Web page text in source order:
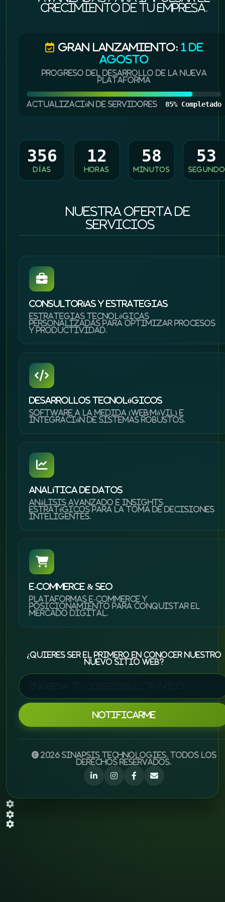
crecimiento de tu empresa.
Gran Lanzamiento:1 de
Agosto
Progreso del desarrollo de la nueva
plataforma
Actualización de Servidores 85% Completado
356
DÍAS
12
HORAS
58
MINUTOS
53
Nuestra Oferta de
Servicios
Consultorías y Estrategias
Estrategias tecnológicas
personalizadas para optimizar procesos
y productividad.
Desarrollos Tecnológicos
Software a la medida (web/móvil) e
integración de sistemas robustos.
Analítica de Datos
Análisis avanzado e insights
estratégicos para la toma de decisiones
inteligentes.
E-Commerce & SEO
Plataformas e-commerce y
posicionamiento para conquistar el
mercado digital.
¿Quieres ser el primero en conocer nuestro
nuevo sitio web?
Notificarme
© 2026 Sinapsis Technologies. Todos los
derechos reservados.